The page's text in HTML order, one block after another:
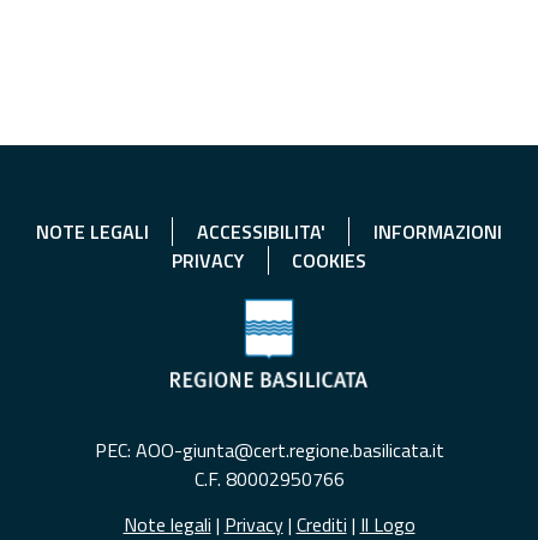
NOTE LEGALI ACCESSIBILITA'
INFORMAZIONI
PRIVACY
COOKIES
PEC: AOO-giunta@cert.regione.basilicata.it
C.F. 80002950766
Note legali | Privacy| Crediti | Il Logo